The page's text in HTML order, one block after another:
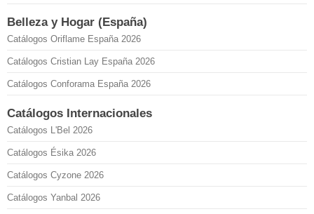
Belleza y Hogar (España)
Catálogos Oriflame España 2026
Catálogos Cristian Lay España 2026
Catálogos Conforama España 2026
Catálogos Internacionales
Catálogos L'Bel 2026
Catálogos Ésika 2026
Catálogos Cyzone 2026
Catálogos Yanbal 2026